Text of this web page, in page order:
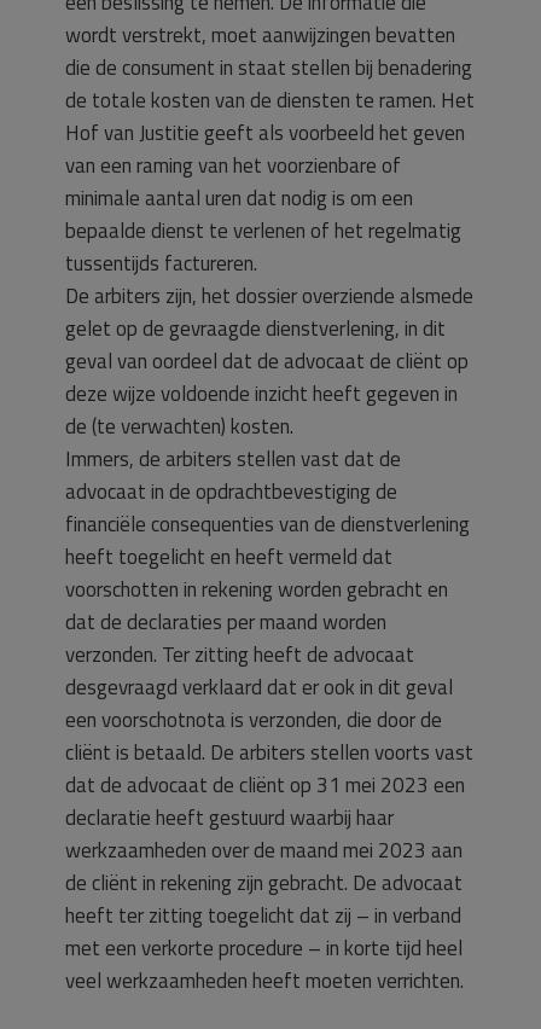
wordt verstrekt, moet aanwijzingen bevatten
die de consument in staat stellen bij benadering
de totale kosten van de diensten te ramen. Het
Hof van Justitie geeft als voorbeeld het geven
van een raming van het voorzienbare of
minimale aantal uren dat nodig is om een
bepaalde dienst te verlenen of het regelmatig
tussentijds factureren.
De arbiters zijn, het dossier overziende alsmede
gelet op de gevraagde dienstverlening, in dit
geval van oordeel dat de advocaat de cliënt op
deze wijze voldoende inzicht heeft gegeven in
de (te verwachten) kosten.
Immers, de arbiters stellen vast dat de
advocaat in de opdrachtbevestiging de
financiële consequenties van de dienstverlening
heeft toegelicht en heeft vermeld dat
voorschotten in rekening worden gebracht en
dat de declaraties per maand worden
verzonden. Ter zitting heeft de advocaat
desgevraagd verklaard dat er ook in dit geval
een voorschotnota is verzonden, die door de
cliënt is betaald. De arbiters stellen voorts vast
dat de advocaat de cliënt op 31 mei 2023 een
declaratie heeft gestuurd waarbij haar
werkzaamheden over de maand mei 2023 aan
de cliënt in rekening zijn gebracht. De advocaat
heeft ter zitting toegelicht dat zij – in verband
met een verkorte procedure – in korte tijd heel
veel werkzaamheden heeft moeten verrichten.